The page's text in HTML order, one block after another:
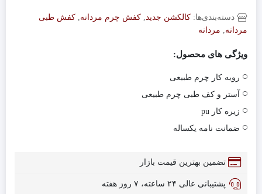
دسته‌بندی‌ها: کالکشن جدید, کفش چرم مردانه, کفش طبی
مردانه, مردانه
ویژگی های محصول:
رویه کار چرم طبیعی
آستر و کف طبی چرم طبیعی
زیره کار pu
ضمانت نامه یکساله
تضمین بهترین قیمت بازار
پشتیبانی عالی ۲۴ ساعته، ۷ روز هفته